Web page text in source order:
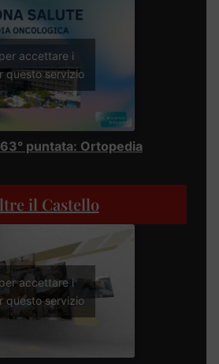
accettare i
questo servizio
puntata: Ortopedia
il Castello
accettare i
questo servizio